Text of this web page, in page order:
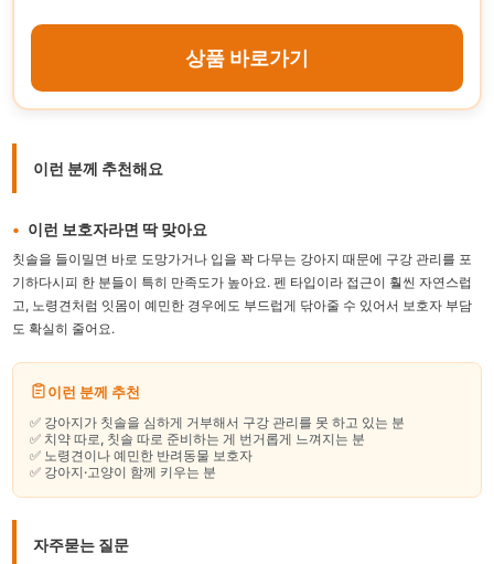
상품 바로가기
이런 분께 추천해요
이런 보호자라면 딱 맞아요
칫솔을 들이밀면 바로 도망가거나 입을 꽉 다무는 강아지 때문에 구강 관리를 포
기하다시피 한 분들이 특히 만족도가 높아요. 펜 타입이라 접근이 훨씬 자연스럽
고, 노령견처럼 잇몸이 예민한 경우에도 부드럽게 닦아줄 수 있어서 보호자 부담
도 확실히 줄어요.
이런 분께 추천
✅ 강아지가 칫솔을 심하게 거부해서 구강 관리를 못 하고 있는 분
✅ 치약 따로, 칫솔 따로 준비하는 게 번거롭게 느껴지는 분
✅ 노령견이나 예민한 반려동물 보호자
✅ 강아지·고양이 함께 키우는 분
자주묻는 질문